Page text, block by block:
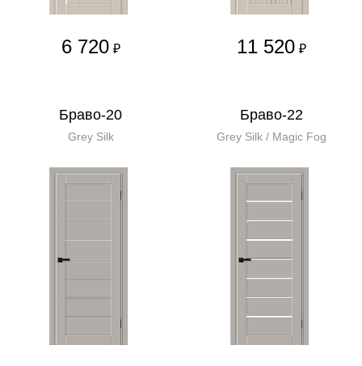
6 720 ₽ 11 520 ₽
Браво-20
Grey Silk
Браво-22
Grey Silk / Magic Fog